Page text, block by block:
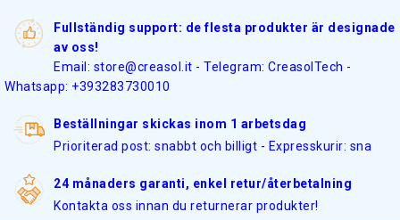
Fullständig support: de flesta produkter är designade
av oss!
Email: store@creasol.it - Telegram: CreasolTech -
Whatsapp: +393283730010
Beställningar skickas inom 1 arbetsdag
Prioriterad post: snabbt och billigt - Expresskurir: sna
24 månaders garanti, enkel retur/återbetalning
Kontakta oss innan du returnerar produkter!